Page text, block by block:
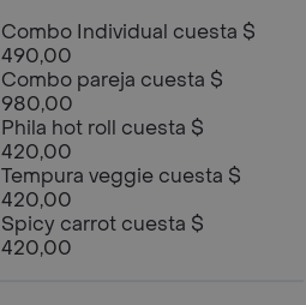
Combo Individual cuesta $
490,00
Combo pareja cuesta $
980,00
Phila hot roll cuesta $
420,00
Tempura veggie cuesta $
420,00
Spicy carrot cuesta $
420,00